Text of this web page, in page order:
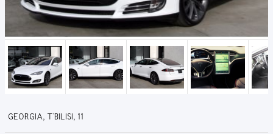
GEORGIA, T'BILISI, 11